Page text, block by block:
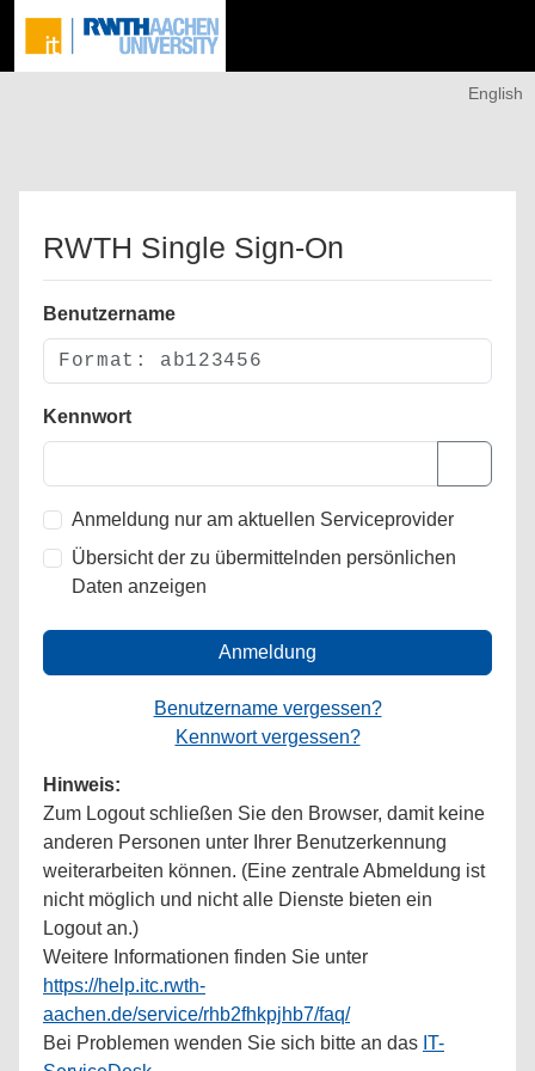
English
RWTH Single Sign-On
Benutzername
Kennwort
Anmeldung nur am aktuellen Serviceprovider
Übersicht der zu übermittelnden persönlichen
Daten anzeigen
Anmeldung
Benutzername vergessen?
Kennwort vergessen?
Hinweis:
Zum Logout schließen Sie den Browser, damit keine
anderen Personen unter Ihrer Benutzerkennung
weiterarbeiten können. (Eine zentrale Abmeldung ist
nicht möglich und nicht alle Dienste bieten ein
Logout an.)
Weitere Informationen finden Sie unter
https://help.itc.rwth-
aachen.de/service/rhb2fhkpjhb7/faq/
Bei Problemen wenden Sie sich bitte an das IT-